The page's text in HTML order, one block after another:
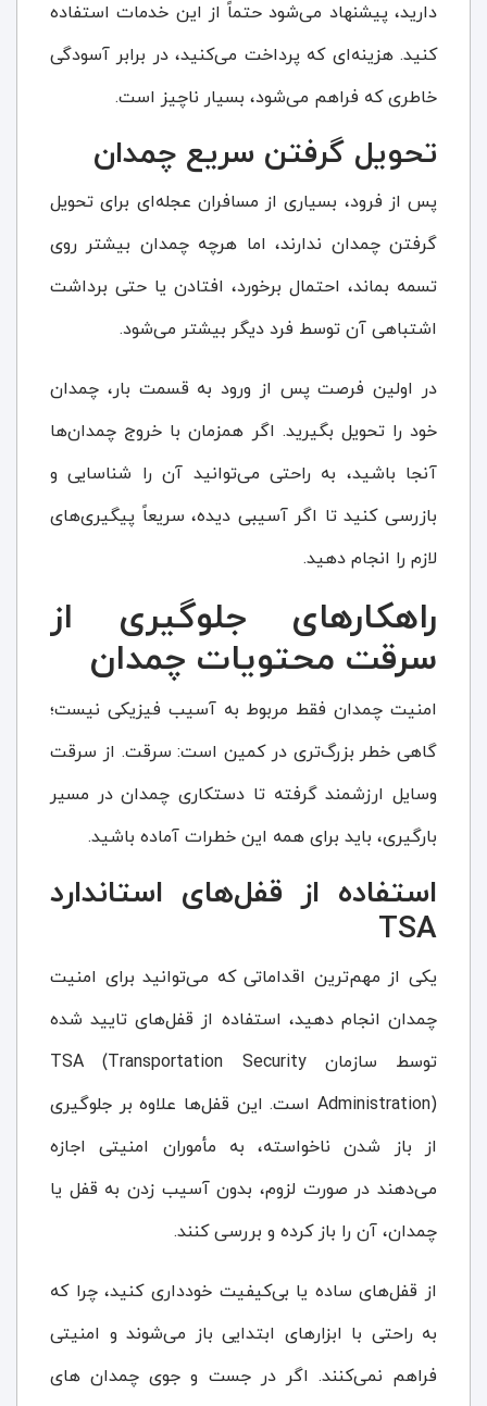
دارید، پیشنهاد می‌شود حتماً از این خدمات استفاده
کنید. هزینه‌ای که پرداخت می‌کنید، در برابر آسودگی
خاطری که فراهم می‌شود، بسیار ناچیز است.
تحویل گرفتن سریع چمدان
پس از فرود، بسیاری از مسافران عجله‌ای برای تحویل
گرفتن چمدان ندارند، اما هرچه چمدان بیشتر روی
تسمه بماند، احتمال برخورد، افتادن یا حتی برداشت
اشتباهی آن توسط فرد دیگر بیشتر می‌شود.
در اولین فرصت پس از ورود به قسمت بار، چمدان
خود را تحویل بگیرید. اگر همزمان با خروج چمدان‌ها
آنجا باشید، به راحتی می‌توانید آن را شناسایی و
بازرسی کنید تا اگر آسیبی دیده، سریعاً پیگیری‌های
لازم را انجام دهید.
راهکارهای جلوگیری از
سرقت محتویات چمدان
امنیت چمدان فقط مربوط به آسیب فیزیکی نیست؛
گاهی خطر بزرگ‌تری در کمین است: سرقت. از سرقت
وسایل ارزشمند گرفته تا دستکاری چمدان در مسیر
بارگیری، باید برای همه این خطرات آماده باشید.
استفاده از قفل‌های استاندارد
TSA
یکی از مهم‌ترین اقداماتی که می‌توانید برای امنیت
چمدان انجام دهید، استفاده از قفل‌های تایید شده
توسط سازمان TSA (Transportation Security
Administration) است. این قفل‌ها علاوه بر جلوگیری
از باز شدن ناخواسته، به مأموران امنیتی اجازه
می‌دهند در صورت لزوم، بدون آسیب زدن به قفل یا
چمدان، آن را باز کرده و بررسی کنند.
از قفل‌های ساده یا بی‌کیفیت خودداری کنید، چرا که
به راحتی با ابزارهای ابتدایی باز می‌شوند و امنیتی
فراهم نمی‌کنند. اگر در جست و جوی چمدان های